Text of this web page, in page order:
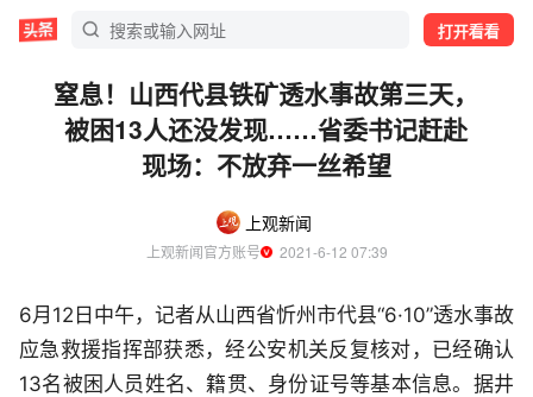
打开看看
窒息！山西代县铁矿透水事故第三天，
被困13人还没发现……省委书记赶赴
现场：不放弃一丝希望
上观新闻
上观新闻官方账号
  2021-6-12 07:39
6月12日中午，记者从山西省忻州市代县“6·10”透水事故
应急救援指挥部获悉，经公安机关反复核对，已经确认
13名被困人员姓名、籍贯、身份证号等基本信息。据井